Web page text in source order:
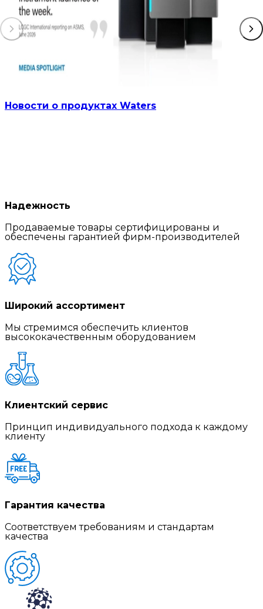
Новости о продуктах Waters
Надежность
Продаваемые товары сертифицированы и
обеспечены гарантией фирм-производителей
Широкий ассортимент
Мы стремимся обеспечить клиентов
высококачественным оборудованием
Клиентский сервис
Принцип индивидуального подхода к каждому
клиенту
Гарантия качества
Соответствуем требованиям и стандартам
качества